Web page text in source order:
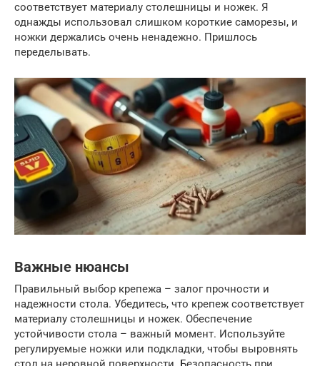
соответствует материалу столешницы и ножек. Я
однажды использовал слишком короткие саморезы, и
ножки держались очень ненадежно. Пришлось
переделывать.
Важные нюансы
Правильный выбор крепежа – залог прочности и
надежности стола. Убедитесь, что крепеж соответствует
материалу столешницы и ножек. Обеспечение
устойчивости стола – важный момент. Используйте
регулируемые ножки или подкладки, чтобы выровнять